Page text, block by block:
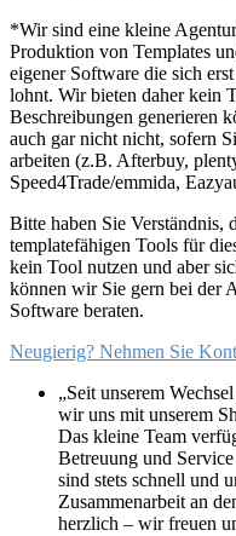
*Wir sind eine kleine
Produktion von Templates
eigener Software die sich
lohnt. Wir bieten daher kein
Beschreibungen generieren
auch gar nicht nicht, sofern
arbeiten (z.B. Afterbuy,
Speed4Trade/emmida,
Bitte haben Sie Verständnis,
templatefähigen Tools für
kein Tool nutzen und aber
können wir Sie gern bei der
Software beraten.
Neugierig? Nehmen Sie
„Seit unserem
wir uns mit unserem
Das kleine Team
Betreuung und Service
sind stets schnell und
Zusammenarbeit an
herzlich – wir freuen